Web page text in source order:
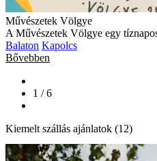
Művészetek Völgye
A Művészetek Völgye egy
Balaton Kapolcs
Bővebben
1 / 6
Kiemelt szállás ajánlatok (12)